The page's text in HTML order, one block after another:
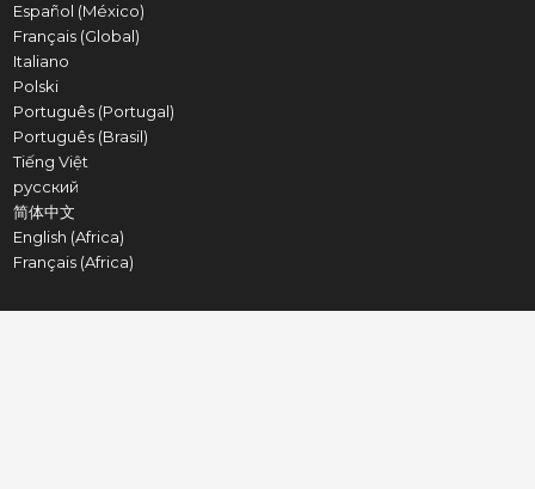
Español (México)
Français (Global)
Italiano
Polski
Português (Portugal)
Português (Brasil)
Tiếng Việt
русский
简体中文
English (Africa)
Français (Africa)